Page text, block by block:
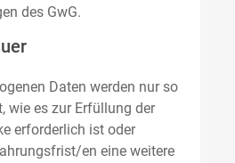
des GwG.
Daten werden nur so
wie es zur Erfüllung der
erforderlich ist oder
en eine weitere